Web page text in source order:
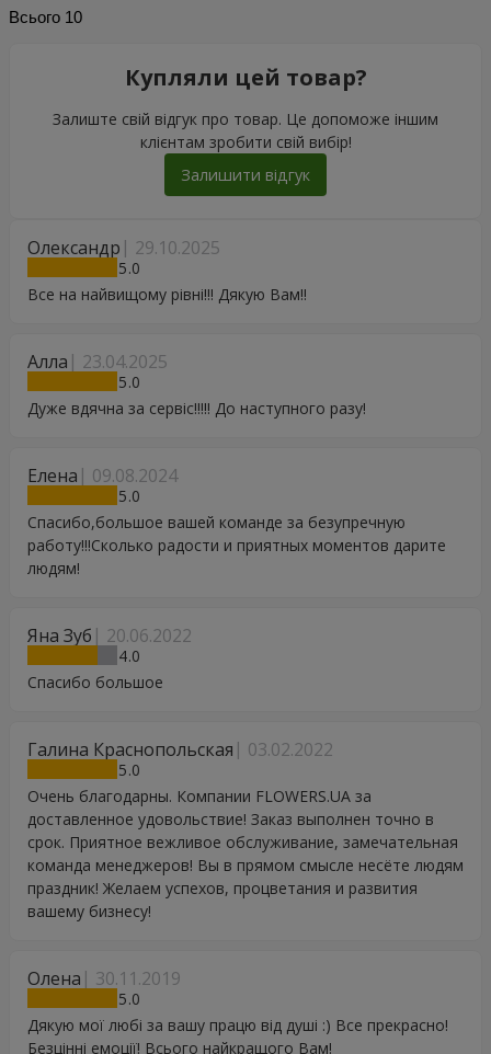
Всього 10
Олександр 29.10.2025
5
Все на найвищому рівні!!! Дякую Вам!!
Алла 23.04.2025
5
Дуже вдячна за сервіс!!!!! До наступного разу!
Елена 09.08.2024
5
Спасибо,большое вашей команде за безупречную
работу!!!Сколько радости и приятных моментов дарите
людям!
Яна Зуб 20.06.2022
4
Спасибо большое
Галина Краснопольская 03.02.2022
5
Очень благодарны. Компании FLOWERS.UA за
доставленное удовольствие! Заказ выполнен точно в
срок. Приятное вежливое обслуживание, замечательная
команда менеджеров! Вы в прямом смысле несёте людям
праздник! Желаем успехов, процветания и развития
вашему бизнесу!
Олена 30.11.2019
5
Дякую мої любі за вашу працю від душі :) Все прекрасно!
Безцінні емоції! Всього найкращого Вам!
Купляли цей товар?
Залиште свій відгук про товар. Це допоможе іншим
клієнтам зробити свій вибір!
Залишити відгук